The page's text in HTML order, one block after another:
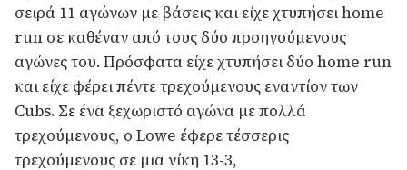
σειρά 11 αγώνων με βάσεις και είχε χτυπήσει home
run σε καθέναν από τους δύο προηγούμενους
αγώνες του. Πρόσφατα είχε χτυπήσει δύο home run
και είχε φέρει πέντε τρεχούμενους εναντίον των
Cubs. Σε ένα ξεχωριστό αγώνα με πολλά
τρεχούμενους, ο Lowe έφερε τέσσερις
τρεχούμενους σε μια νίκη 13-3,